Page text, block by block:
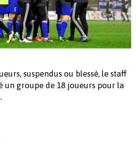
suspendus ou blessé, le staff
un groupe de 18 joueurs pour la